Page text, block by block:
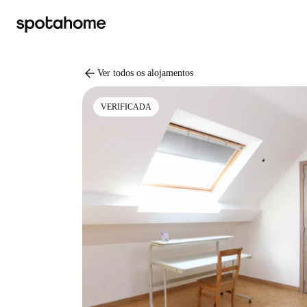
arrow_back Ver todos os alojamentos
VERIFICADA